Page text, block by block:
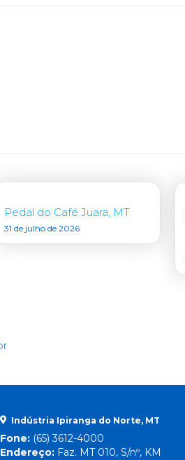
Pedal do Café Juara, MT
31 de julho de 2026
Indústria Ipiranga do Norte, MT
Fone: (65) 3612-4000
Endereço: Faz. MT 010, S/nº, KM